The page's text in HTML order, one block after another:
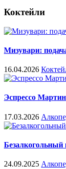
Коктейли
Мизувари:
16.04.2026
Эспрессо
17.03.2026
24.09.2025